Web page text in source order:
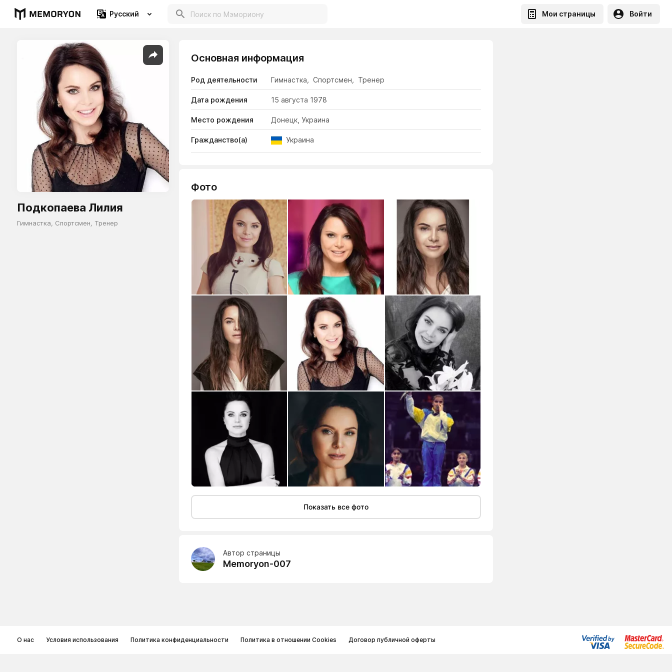
Русский Мои страницы Войти
Подкопаева Лилия
Гимнастка, Спортсмен, Тренер
Основная информация
Род деятельности Гимнастка, Спортсмен, Тренер
Дата рождения 15 августа 1978
Место рождения Донецк, Украина
Гражданство(а) Украина
Фото
Показать все фото
Автор страницы
Memoryon-007
О нас Условия использования Политика конфиденциальности Политика в отношении Cookies Договор публичной оферты